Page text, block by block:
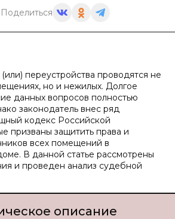
Поделиться
переустройства проводятся не
но и нежилых. Долгое
данных вопросов полностью
законодатель внес ряд
кодекс Российской
призваны защитить права и
всех помещений в
В данной статье рассмотрены
и проведен анализ судебной
описание